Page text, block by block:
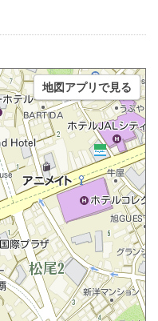
地図アプリで見る